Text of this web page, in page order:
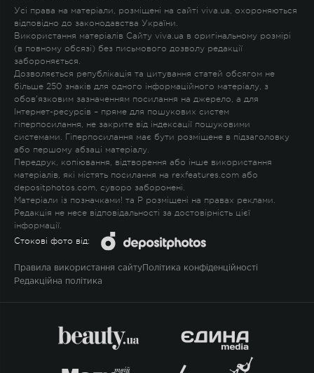
Усі права на матеріали, розміщені на сайті viva.ua, охороняються
відповідно до законодавства України.
Використання матеріалів Сайту viva.ua в оригінальному розмірі
(в повному обсязі) без письмового дозволу редакції
забороняється.
Дозволяється републікація та цитування статей обсягом не
більше 250 знаків для одного інформаційного матеріалу, з
обов'язковим зазначенням посилання на джерело, а для
Інтернет-ресурсів – пряме для пошукових систем
гіперпосилання, не закрите від індексації пошуковими
системами. Гіперпосилання має бути розміщене в підзаголовку
або першому абзаці матеріалу.
Передрук, копіювання, відтворення або інше використання
матеріалів, які містять посилання на rexfeatures.com або
depositphotos.com, суворо заборонені.
Матеріали із позначками! та P розміщені на правах реклами.
Редакція не несе відповідальності за достовірність цієї
інформації.
Стокові фото від:
Правила використання сайту Політика конфіденційності
Редакційна політика